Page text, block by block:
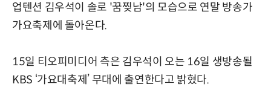
업텐션 김우석이 솔로 '꿈찢남'의 모습으로 연말 방송가
가요축제에 돌아온다.
15일 티오피미디어 측은 김우석이 오는 16일 생방송될
KBS ‘가요대축제’ 무대에 출연한다고 밝혔다.